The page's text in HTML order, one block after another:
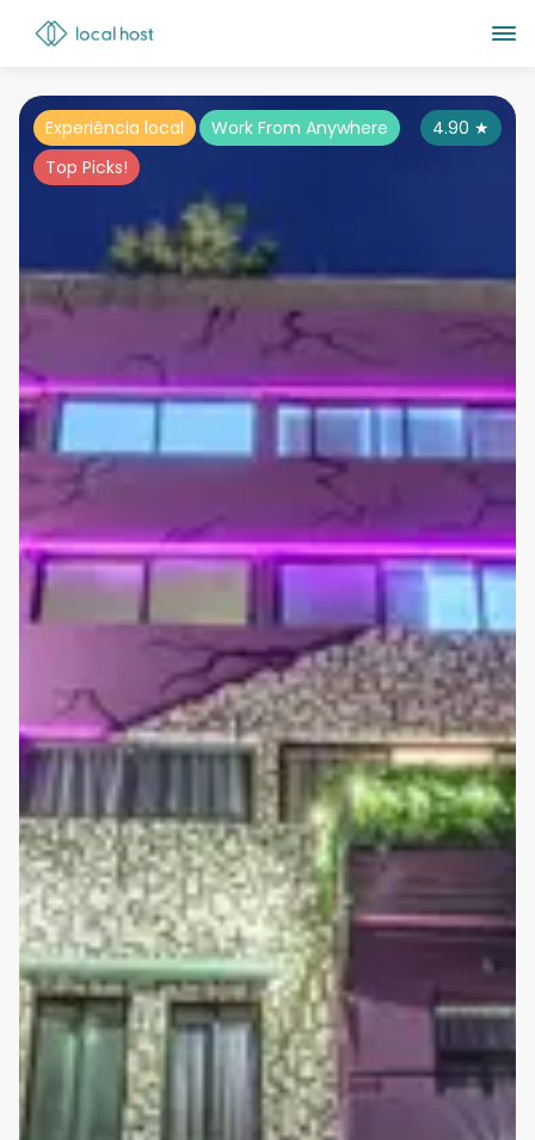
4.90 ★
Experiência local
Work From Anywhere
Top Picks!